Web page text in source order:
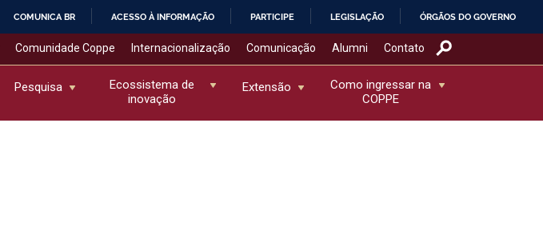
COMUNICA BR ACESSO À INFORMAÇÃO PARTICIPE LEGISLAÇÃO ÓRGÃOS DO GOVERNO
Comunidade Coppe Internacionalização Comunicação Alumni Contato
Pesquisa
Ecossistema de
inovação
Extensão
Como ingressar na
COPPE